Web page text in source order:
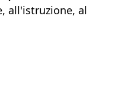
all'istruzione, al